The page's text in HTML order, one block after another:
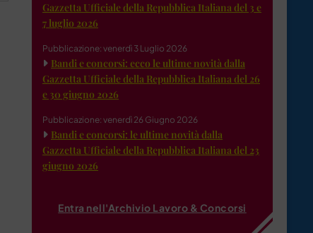
Gazzetta Ufficiale della Repubblica Italiana del 3 e
7 luglio 2026
Pubblicazione: venerdì 3 Luglio 2026
Bandi e concorsi: ecco le ultime novità dalla
Gazzetta Ufficiale della Repubblica Italiana del 26
e 30 giugno 2026
Pubblicazione: venerdì 26 Giugno 2026
Bandi e concorsi: le ultime novità dalla
Gazzetta Ufficiale della Repubblica Italiana del 23
giugno 2026
Entra nell'Archivio Lavoro & Concorsi